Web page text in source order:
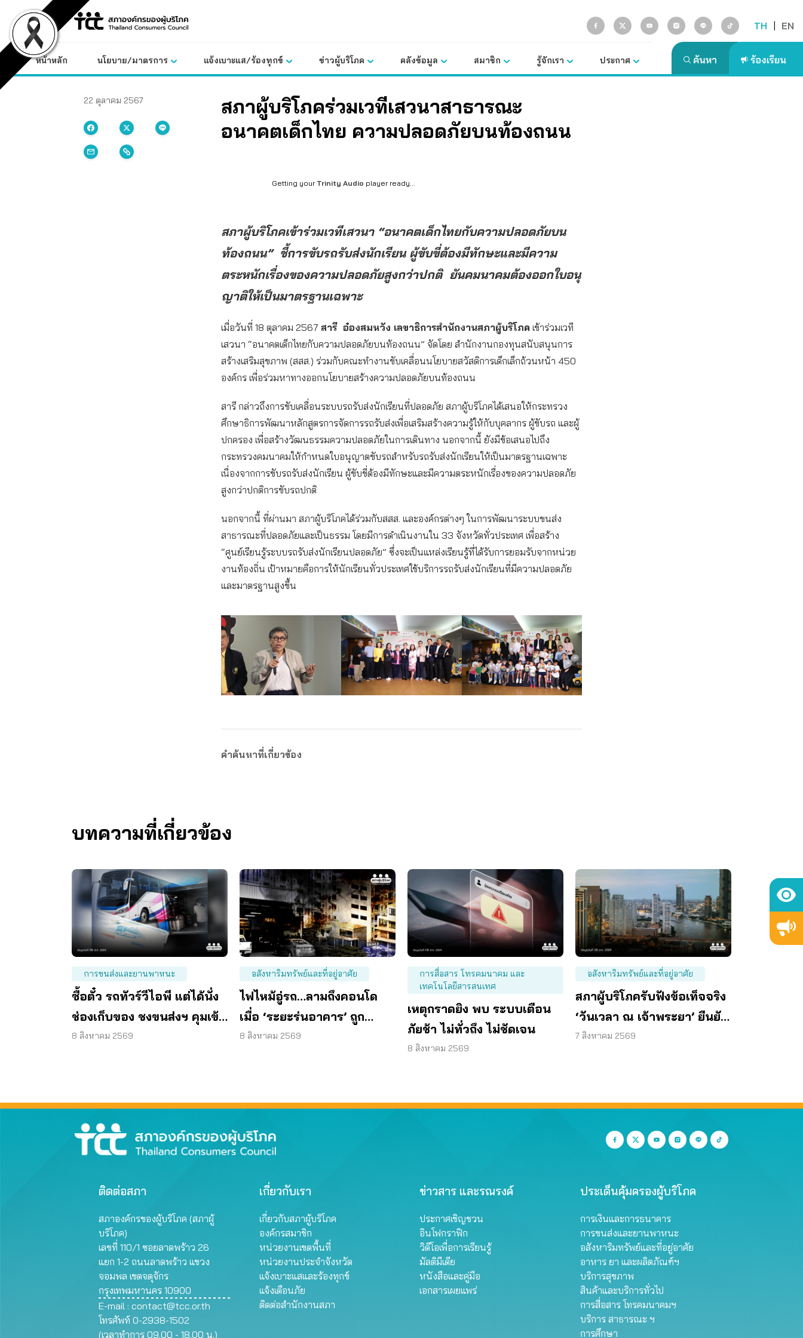
content
TH | EN
หน้าหลัก นโยบาย/มาตรการ แจ้งเบาะแส/ร้องทุกข์ ข่าวผู้บริโภค คลังข้อมูล สมาชิก รู้จักเรา ประกาศ
22 ตุลาคม 2567
สภาผู้บริโภคร่วมเวทีเสวนาสาธารณะ
อนาคตเด็กไทย ความปลอดภัยบนท้องถนน
Getting your Trinity Audio player ready...
สภาผู้บริโภคเข้าร่วมเวทีเสวนา “อนาคตเด็กไทยกับความปลอดภัยบน
ท้องถนน” ชี้การขับรถรับส่งนักเรียน ผู้ขับขี่ต้องมีทักษะและมีความ
ตระหนักเรื่องของความปลอดภัยสูงกว่าปกติ ยันคมนาคมต้องออกใบอนุ
ญาติให้เป็นมาตรฐานเฉพาะ
เมื่อวันที่ 18 ตุลาคม 2567 สารี อ๋องสมหวัง เลขาธิการสำนักงานสภาผู้บริโภค เข้าร่วมเวที
เสวนา “อนาคตเด็กไทยกับความปลอดภัยบนท้องถนน” จัดโดย สำนักงานกองทุนสนับสนุนการ
สร้างเสริมสุขภาพ (สสส.) ร่วมกับคณะทำงานขับเคลื่อนนโยบายสวัสดิการเด็กเล็กถ้วนหน้า 450
องค์กร เพื่อร่วมหาทางออกนโยบายสร้างความปลอดภัยบนท้องถนน
สารี กล่าวถึงการขับเคลื่อนระบบรถรับส่งนักเรียนที่ปลอดภัย สภาผู้บริโภคได้เสนอให้กระทรวง
ศึกษาธิการพัฒนาหลักสูตรการจัดการรถรับส่งเพื่อเสริมสร้างความรู้ให้กับบุคลากร ผู้ขับรถ และผู้
ปกครอง เพื่อสร้างวัฒนธรรมความปลอดภัยในการเดินทาง นอกจากนี้ ยังมีข้อเสนอไปถึง
กระทรวงคมนาคมให้กำหนดใบอนุญาตขับรถสำหรับรถรับส่งนักเรียนให้เป็นมาตรฐานเฉพาะ
เนื่องจากการขับรถรับส่งนักเรียน ผู้ขับขี่ต้องมีทักษะและมีความตระหนักเรื่องของความปลอดภัย
สูงกว่าปกติการขับรถปกติ
นอกจากนี้ ที่ผ่านมา สภาผู้บริโภคได้ร่วมกับสสส. และองค์กรต่างๆ ในการพัฒนาระบบขนส่ง
สาธารณะที่ปลอดภัยและเป็นธรรม โดยมีการดำเนินงานใน 33 จังหวัดทั่วประเทศ เพื่อสร้าง
“ศูนย์เรียนรู้ระบบรถรับส่งนักเรียนปลอดภัย” ซึ่งจะเป็นแหล่งเรียนรู้ที่ได้รับการยอมรับจากหน่วย
งานท้องถิ่น เป้าหมายคือการให้นักเรียนทั่วประเทศใช้บริการรถรับส่งนักเรียนที่มีความปลอดภัย
และมาตรฐานสูงขึ้น
คำค้นหาที่เกี่ยวข้อง
บทความที่เกี่ยวข้อง
การขนส่งและยานพาหนะ
ซื้อตั๋ว รถทัวร์วีไอพี แต่ได้นั่ง
ช่องเก็บของ ชงขนส่งฯ คุมเข้ม
ทุกจุดตรวจ
8 สิงหาคม 2569
อสังหาริมทรัพย์และที่อยู่อาศัย
ไฟไหม้อู่รถ…ลามถึงคอนโด
เมื่อ ‘ระยะร่นอาคาร’ ถูก
ละเลย ผู้บริโภคจึงต้องเสี่ยง
8 สิงหาคม 2569
การสื่อสาร โทรคมนาคม และ
เทคโนโลยีสารสนเทศ
เหตุกราดยิง พบ ระบบเตือน
ภัยช้า ไม่ทั่วถึง ไม่ชัดเจน
8 สิงหาคม 2569
อสังหาริมทรัพย์และที่อยู่อาศัย
สภาผู้บริโภครับฟังข้อเท็จจริง
‘วันเวลา ณ เจ้าพระยา’ ยืนยัน
มีถนน 6 ม. รอบอาคาร
7 สิงหาคม 2569
ติดต่อสภา
สภาองค์กรของผู้บริโภค (สภาผู้
บริโภค)
เลขที่ 110/1 ซอยลาดพร้าว 26
แยก 1-2 ถนนลาดพร้าว แขวง
จอมพล เขตจตุจักร
กรุงเทพมหานคร 10900
E-mail : contact@tcc.or.th
โทรศัพท์ 0-2938-1502
(เวลาทำการ 09.00 - 18.00 น.)
เกี่ยวกับเรา
เกี่ยวกับสภาผู้บริโภค
องค์กรสมาชิก
หน่วยงานเขตพื้นที่
หน่วยงานประจำจังหวัด
แจ้งเบาะแสและร้องทุกข์
แจ้งเตือนภัย
ติดต่อสำนักงานสภา
ข่าวสาร และรณรงค์
ประกาศเชิญชวน
อินโฟกราฟิก
วิดีโอเพื่อการเรียนรู้
มัลติมีเดีย
หนังสือและคู่มือ
เอกสารเผยแพร่
ประเด็นคุ้มครองผู้บริโภค
การเงินและการธนาคาร
การขนส่งและยานพาหนะ
อสังหาริมทรัพย์และที่อยู่อาศัย
อาหาร ยา และผลิตภัณฑ์ฯ
บริการสุขภาพ
สินค้าและบริการทั่วไป
การสื่อสาร โทรคมนาคมฯ
บริการ สาธารณะ ฯ
การศึกษา